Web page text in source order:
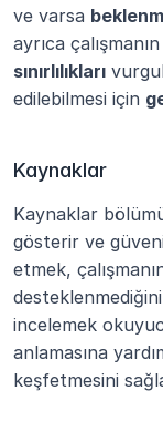
ve varsa
sınırlılıkları
edilebilmesi için
Kaynaklar
Kaynaklar
gösterir ve
etmek,
incelemek
anlamasına
keşfetmesini